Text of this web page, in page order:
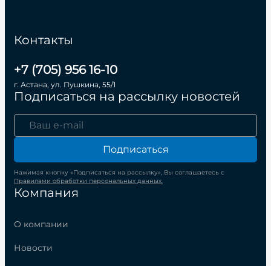
Компания
О компании
Новости
Контакты
+7 (705) 956 16-10
г. Астана, ул. Пушкина, 55/1
Подписаться на рассылку новостей
Подписаться
Нажимая кнопку «Подписаться на рассылку», Вы соглашаетесь с
Правилами обработки персональных данных.